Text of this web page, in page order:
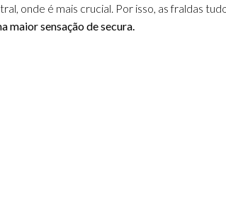
onde é mais crucial. Por isso, as fraldas
sensação de secura.